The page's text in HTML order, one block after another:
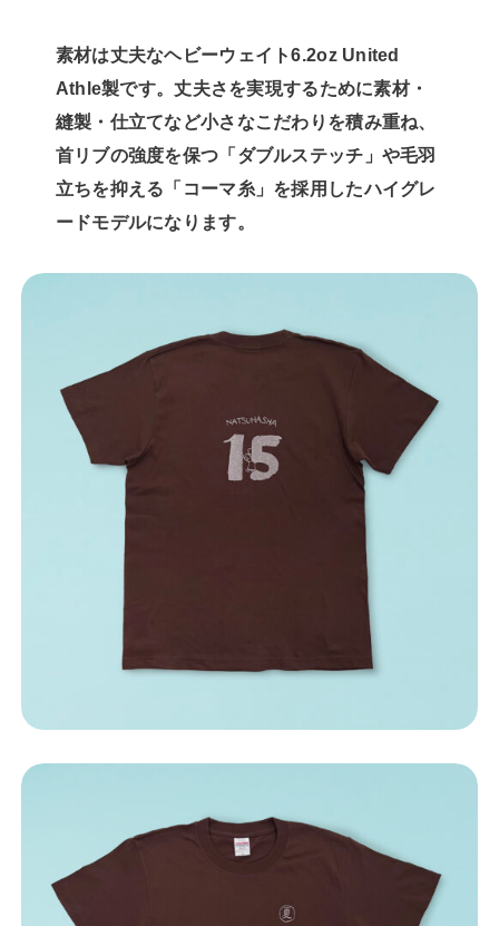
素材は丈夫なヘビーウェイト6.2oz United
Athle製です。丈夫さを実現するために素材・
縫製・仕立てなど小さなこだわりを積み重ね、
首リブの強度を保つ「ダブルステッチ」や毛羽
立ちを抑える「コーマ糸」を採用したハイグレ
ードモデルになります。